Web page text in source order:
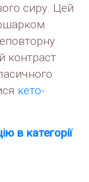
сиру. Цей
контраст
кето-
в категорії